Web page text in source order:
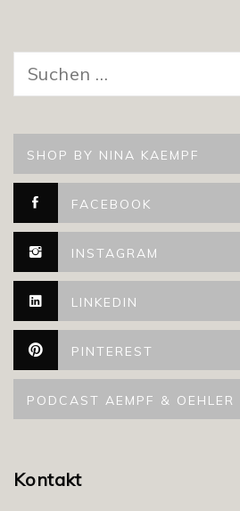
nach:
SHOP BY NINA KAEMPF
FACEBOOK
INSTAGRAM
LINKEDIN
PINTEREST
PODCAST AEMPF & OEHLER
Kontakt